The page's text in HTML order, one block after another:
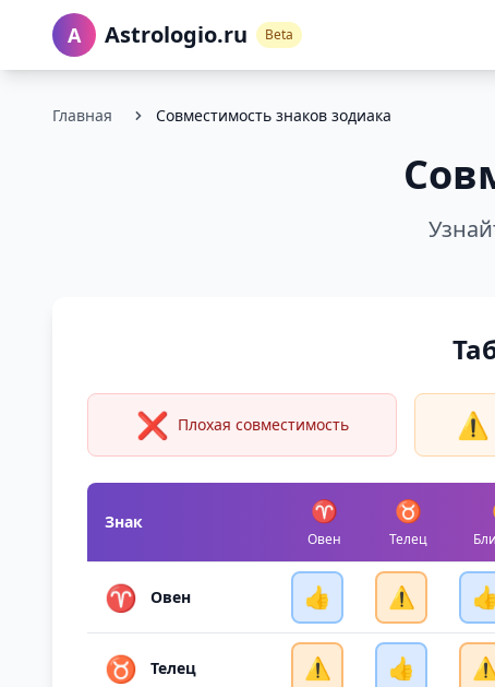
A Astrologio.ru Beta
Главная Совместимость знаков зодиака
❌ Плохая совместимость ⚠️
Знак ♈
Овен
♉
Телец
♈ Овен 👍 ⚠️ 👍
♉ Телец ⚠️ 👍